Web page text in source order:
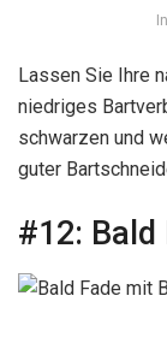
Lassen Sie Ihre
niedriges
schwarzen und
guter
#12: